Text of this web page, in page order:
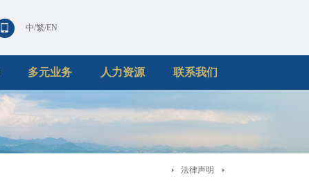
中/繁/EN
多元业务 人力资源 联系我们
法律声明